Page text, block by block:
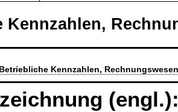
Kennzahlen,
Betriebliche Kennzahlen,